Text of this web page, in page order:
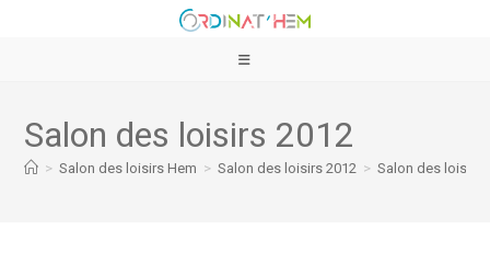
Salon des loisirs 2012
> Salon des loisirs Hem > Salon des loisirs 2012 > Salon des loisirs